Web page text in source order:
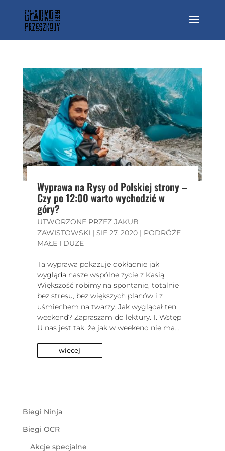
Wyprawa na Rysy od Polskiej strony –
Czy po 12:00 warto wychodzić w
góry?
UTWORZONE PRZEZ JAKUB
ZAWISTOWSKI | SIE 27, 2020| PODRÓŻE
MAŁE I DUŻE
Ta wyprawa pokazuje dokładnie jak
wygląda nasze wspólne życie z Kasią.
Większość robimy na spontanie, totalnie
bez stresu, bez większych planów i z
uśmiechem na twarzy. Jak wyglądał ten
weekend? Zapraszam do lektury. 1. Wstęp
U nas jest tak, że jak w weekend nie ma...
więcej
Biegi Ninja
Biegi OCR
Akcje specjalne